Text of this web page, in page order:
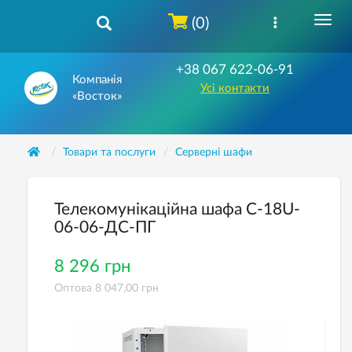
Компанія
«Восток»
+38 067 622-06-91
Усі контакти
(0)
Товари та послуги Серверні шафи
Телекомунікаційна шафа С-18U-
06-06-ДС-ПГ
8 296 грн
Оптова 8 047,00 грн